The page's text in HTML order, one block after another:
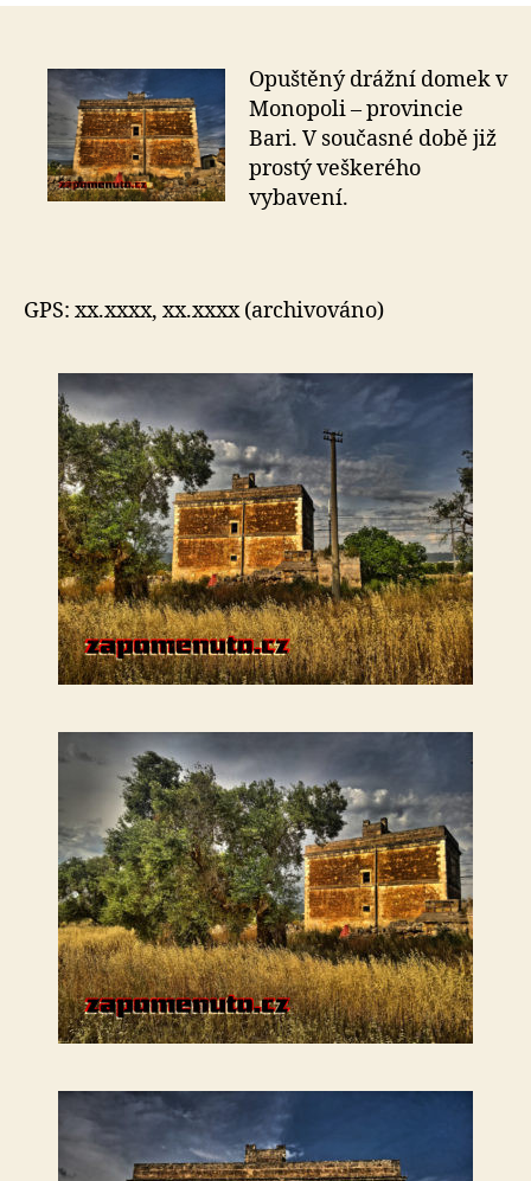
domek
Monopoli
Opuštěný drážní domek v
Monopoli – provincie
Bari. V současné době již
prostý veškerého
vybavení.
GPS: xx.xxxx, xx.xxxx (archivováno)